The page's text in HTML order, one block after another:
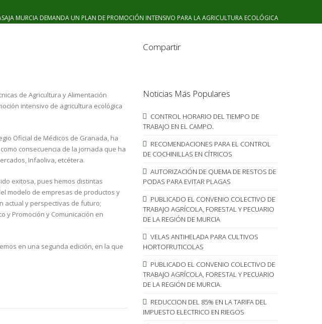
MURCIA DEMANDA UN PLAN DE PROMOCIÓN INTENSIVO PARA LA AGRICULTURA ECOLÓGICA
de Agricultura y Alimentación
intensivo de agricultura ecológica
Oficial de Médicos de Granada, ha
consecuencia de la jornada que ha
Infaoliva, etcétera.
exitosa, pues hemos distintas
modelo de empresas de productos y
actual y perspectivas de futuro;
y Promoción y Comunicación en
en una segunda edición, en la que
Compartir
Noticias Más Populares
CONTROL HORARIO DEL TIEMPO DE
TRABAJO EN EL CAMPO.
RECOMENDACIONES PARA EL CONTROL
DE COCHINILLAS EN CÍTRICOS
AUTORIZACIÓN DE QUEMA DE RESTOS DE
PODAS PARA EVITAR PLAGAS
PUBLICADO EL CONVENIO COLECTIVO DE
TRABAJO AGRÍCOLA, FORESTAL Y PECUARIO
DE LA REGIÓN DE MURCIA
VELAS ANTIHELADA PARA CULTIVOS
HORTOFRUTICOLAS
PUBLICADO EL CONVENIO COLECTIVO DE
TRABAJO AGRÍCOLA, FORESTAL Y PECUARIO
DE LA REGIÓN DE MURCIA.
REDUCCION DEL 85% EN LA TARIFA DEL
IMPUESTO ELECTRICO EN RIEGOS